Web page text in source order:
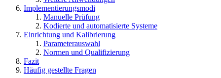
Implementierungsmodi
Manuelle Prüfung
Kodierte und automatisierte Systeme
Einrichtung und Kalibrierung
Parameterauswahl
Normen und Qualifizierung
Fazit
Häufig gestellte Fragen